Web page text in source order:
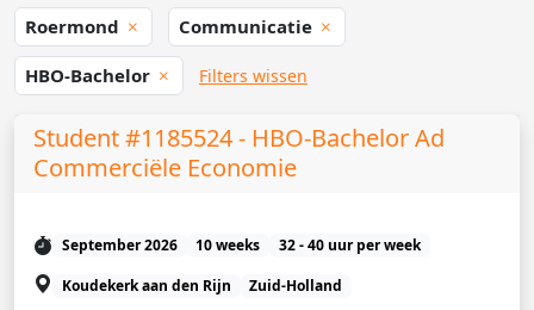
Roermond Communicatie
HBO-Bachelor Filters wissen
Student #1185524 - HBO-Bachelor Ad
Commerciële Economie
September 2026 10 weeks
32 - 40 uur per week
Koudekerk aan den Rijn
Zuid-Holland